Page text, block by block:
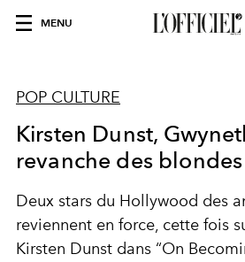
MENU
POP CULTURE
Kirsten Dunst,
revanche des blondes
Deux stars du Hollywood des
reviennent en force, cette fois
Kirsten Dunst dans “On